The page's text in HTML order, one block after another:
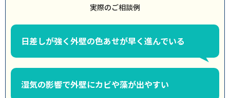
実際のご相談例
日差しが強く外壁の色あせが早く進んでいる
湿気の影響で外壁にカビや藻が出やすい